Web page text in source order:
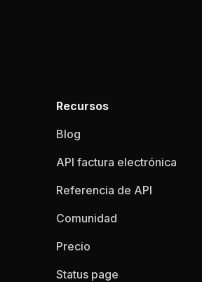
Recursos
Blog
API factura electrónica
Referencia de API
Comunidad
Precio
Status page